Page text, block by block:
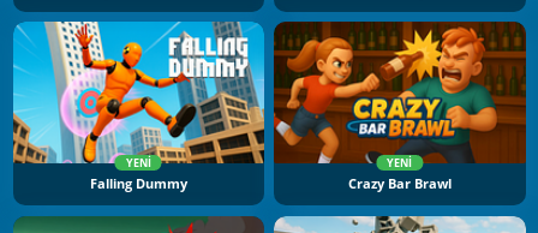
YENI
Falling Dummy
YENI
Crazy Bar Brawl